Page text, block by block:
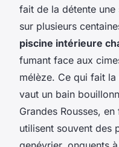
fait de la détente une
sur plusieurs
piscine intérieure
fumant face aux
mélèze. Ce qui fait
vaut un bain
Grandes Rousses,
utilisent souvent des